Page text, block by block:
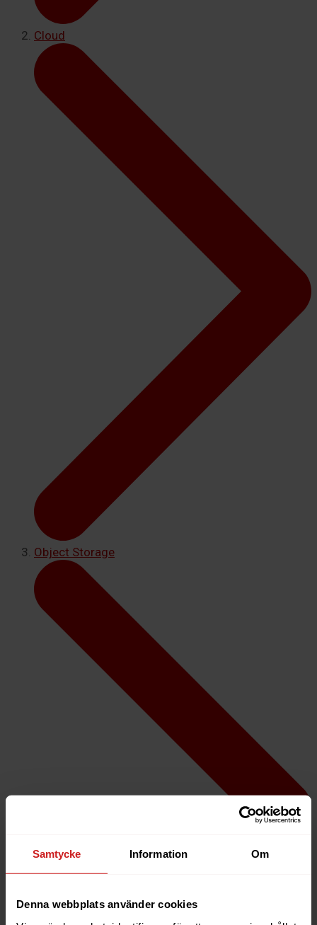
Samtycke Information Om
Denna webbplats använder cookies
Cloud
Object Storage